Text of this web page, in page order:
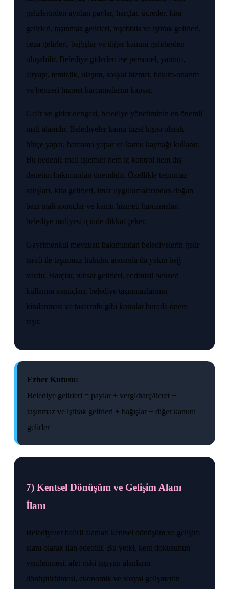
gelirlerinden ayrılan paylar, harçlar, ücretler, kira
gelirleri, taşınmaz gelirleri, teşebbüs ve iştirak gelirleri,
ceza gelirleri, bağışlar ve diğer kanuni gelirlerden
oluşabilir. Belediye giderleri ise personel, yatırım,
altyapı, temizlik, ulaşım, sosyal hizmet, bakım-onarım
ve benzeri hizmet harcamalarını kapsar.
Gelir ve gider dengesi, belediye yönetiminin en önemli
mali alanıdır. Belediyeler kamu tüzel kişisi olarak
bütçe yapar, harcama yapar ve kamu kaynağı kullanır.
Bu nedenle mali işlemler hem iç kontrol hem dış
denetim bakımından önemlidir. Özellikle taşınmaz
satışları, kira gelirleri, imar uygulamalarından doğan
bazı mali sonuçlar ve kamu hizmeti harcamaları
belediye maliyesi içinde dikkat çeker.
Gayrimenkul mevzuatı bakımından belediyelerin gelir
tarafı ile taşınmaz hukuku arasında da yakın bağ
vardır. Harçlar, ruhsat gelirleri, ecrimisil benzeri
kullanım sonuçları, belediye taşınmazlarının
kiralanması ve tasarrufu gibi konular burada önem
taşır.
Ezber Kutusu:
Belediye gelirleri = paylar + vergi/harç/ücret +
taşınmaz ve iştirak gelirleri + bağışlar + diğer kanuni
gelirler
7) Kentsel Dönüşüm ve Gelişim Alanı
İlanı
Belediyeler belirli alanları kentsel dönüşüm ve gelişim
alanı olarak ilan edebilir. Bu yetki, kent dokusunun
yenilenmesi, afet riski taşıyan alanların
dönüştürülmesi, ekonomik ve sosyal gelişmenin